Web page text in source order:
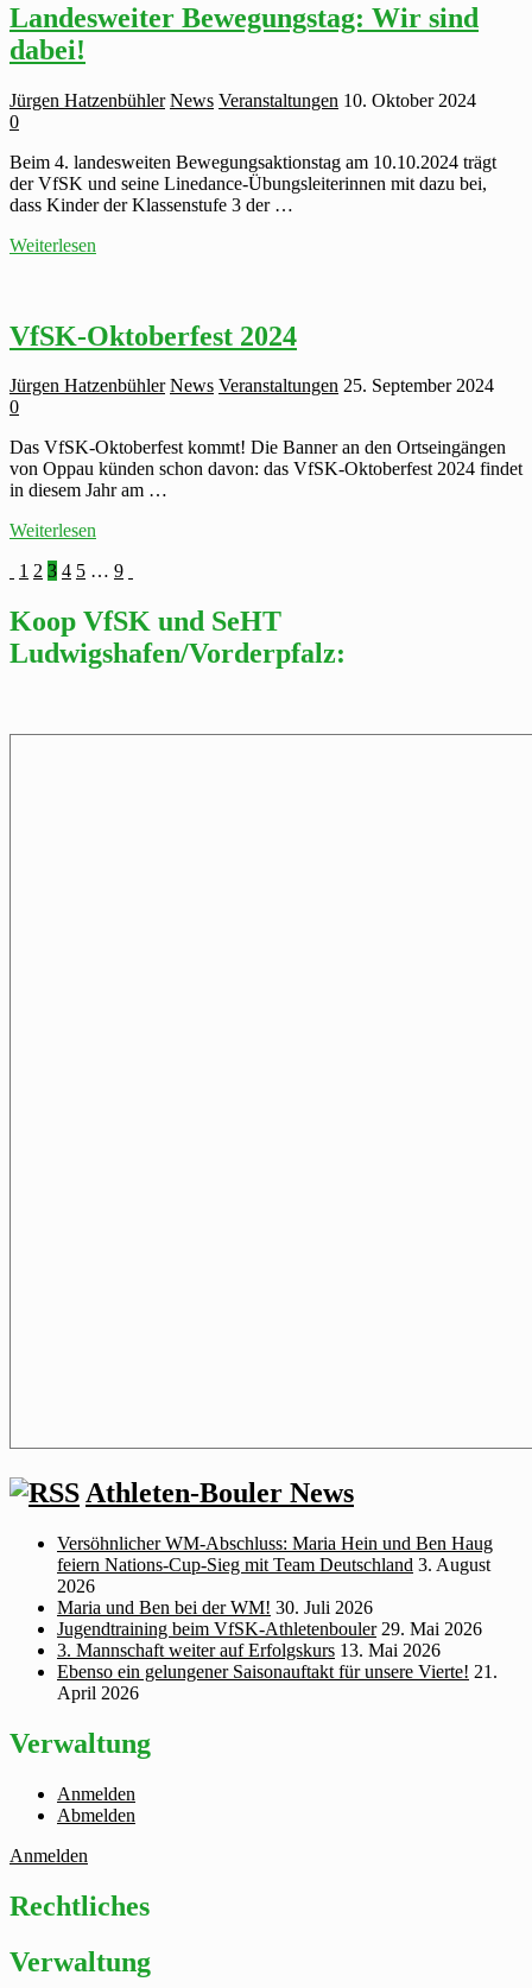
Landesweiter Bewegungstag: Wir sind
dabei!
Jürgen Hatzenbühler News Veranstaltungen 10. Oktober 2024
0
Beim 4. landesweiten Bewegungsaktionstag am 10.10.2024 trägt
der VfSK und seine Linedance-Übungsleiterinnen mit dazu bei,
dass Kinder der Klassenstufe 3 der …
Landesweiter
dabei!
Weiterlesen
VfSK-Oktoberfest 2024
Jürgen Hatzenbühler News Veranstaltungen 25. September 2024
0
Das VfSK-Oktoberfest kommt! Die Banner an den Ortseingängen
von Oppau künden schon davon: das VfSK-Oktoberfest 2024 findet
in diesem Jahr am …
VfSK-
2024
Weiterlesen
Seitennummerierung
der
Beiträge
1 2 3 4 5 … 9
Koop VfSK und SeHT
Ludwigshafen/Vorderpfalz:
Athleten-Bouler News
Versöhnlicher WM‑Abschluss: Maria Hein und Ben Haug
feiern Nations‑Cup‑Sieg mit Team Deutschland 3. August
2026
Maria und Ben bei der WM! 30. Juli 2026
Jugendtraining beim VfSK-Athletenbouler 29. Mai 2026
3. Mannschaft weiter auf Erfolgskurs 13. Mai 2026
Ebenso ein gelungener Saisonauftakt für unsere Vierte! 21.
April 2026
Verwaltung
Anmelden
Abmelden
Anmelden
Rechtliches
Verwaltung